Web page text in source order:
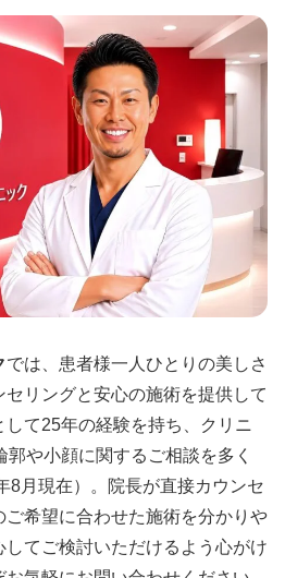
では、患者様一人ひとりの美しさ
リングと安心の施術を提供して
て25年の経験を持ち、クリニ
や小顔に関するご相談を多く
8月現在）。院長が直接カウンセ
ご希望に合わせた施術を分かりや
てご検討いただけるよう心がけ